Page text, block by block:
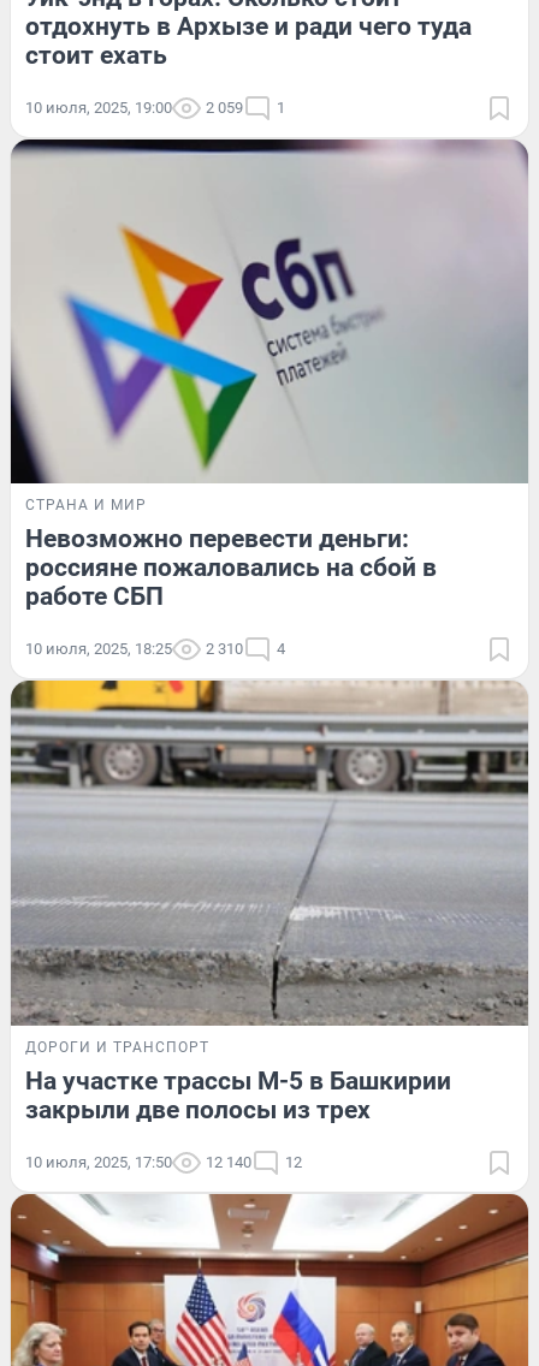
отдохнуть в Архызе и ради чего туда
стоит ехать
10 июля, 2025, 19:00 2 059 1
СТРАНА И МИР
Невозможно перевести деньги:
россияне пожаловались на сбой в
работе СБП
10 июля, 2025, 18:25 2 310 4
ДОРОГИ И ТРАНСПОРТ
На участке трассы М-5 в Башкирии
закрыли две полосы из трех
10 июля, 2025, 17:50 12 140 12